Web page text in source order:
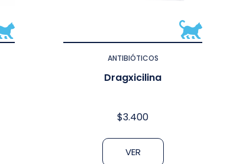
ANTIBIÓTICOS
Dragxicilina
$3.400
VER